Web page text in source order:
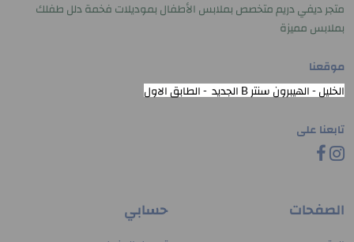
متجر ديفي دريم متخصص بملابس الأطفال بموديلات فخمة دلل طفلك
بملابس مميزة
موقعنا
الخليل - الهيبرون سنتر B الجديد - الطابق الاول
تابعنا على
الصفحات حسابي